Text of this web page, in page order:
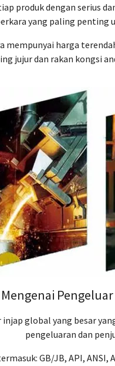
produk dengan serius
yang paling penting
mempunyai harga
jujur ​​dan rakan kongsi
Mengenai
injap global yang besar
pengeluaran dan
GB/JB, API, ANSI,